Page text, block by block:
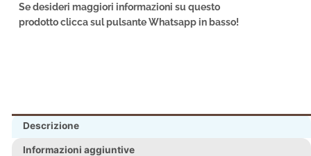
Se desideri maggiori informazioni su questo
prodotto clicca sul pulsante Whatsapp in basso!
Descrizione
Informazioni aggiuntive